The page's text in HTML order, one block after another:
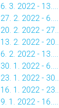
3. 2022 - 13....
2. 2022 - 6....
2. 2022 - 27....
2. 2022 - 20....
2. 2022 - 13....
1. 2022 - 6....
1. 2022 - 30....
1. 2022 - 23....
1. 2022 - 16....